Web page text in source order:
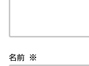
名前 ※